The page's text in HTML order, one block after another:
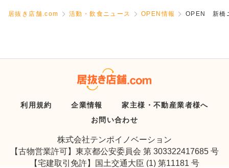
居抜き店舗.com 活動・飲食ニュース OPEN情報 OPEN 新橋
利用規約 企業情報
家主様・不動産業者様へ
お問い合わせ
株式会社テンポイノベーション
【古物営業許可】東京都公安委員会 第 303322417685 号
【宅建取引免許】国土交通大臣 (1) 第11181 号